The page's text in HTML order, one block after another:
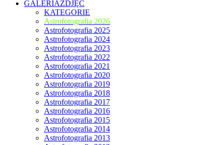
GALERIAZDJĘĆ
KATEGORIE
Astrofotografia 2026
Astrofotografia 2025
Astrofotografia 2024
Astrofotografia 2023
Astrofotografia 2022
Astrofotografia 2021
Astrofotografia 2020
Astrofotografia 2019
Astrofotografia 2018
Astrofotografia 2017
Astrofotografia 2016
Astrofotografia 2015
Astrofotografia 2014
Astrofotografia 2013